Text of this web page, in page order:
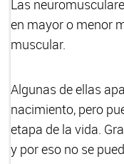
Las
en mayor o menor
muscular.
Algunas de ellas
nacimiento, pero
etapa de la vida.
y por eso no se